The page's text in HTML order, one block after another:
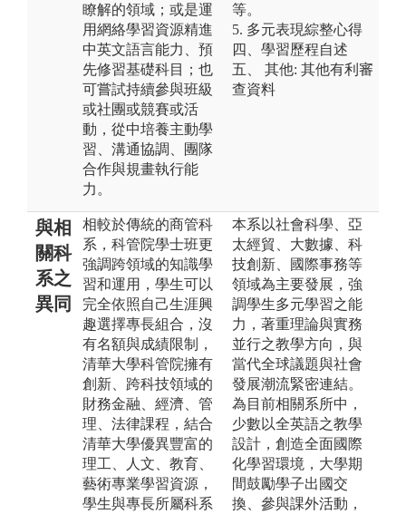
瞭解的領域；或是運
用網絡學習資源精進
中英文語言能力、預
先修習基礎科目；也
可嘗試持續參與班級
或社團或競賽或活
動，從中培養主動學
習、溝通協調、團隊
合作與規畫執行能
力。
等。
5. 多元表現綜整心得
四、學習歷程自述
五、 其他: 其他有利審
查資料
與相
關科
系之
異同
相較於傳統的商管科
系，科管院學士班更
強調跨領域的知識學
習和運用，學生可以
完全依照自己生涯興
趣選擇專長組合，沒
有名額與成績限制，
清華大學科管院擁有
創新、跨科技領域的
財務金融、經濟、管
理、法律課程，結合
清華大學優異豐富的
理工、人文、教育、
藝術專業學習資源，
學生與專長所屬科系
本系以社會科學、亞
太經貿、大數據、科
技創新、國際事務等
領域為主要發展，強
調學生多元學習之能
力，著重理論與實務
並行之教學方向，與
當代全球議題與社會
發展潮流緊密連結。
為目前相關系所中，
少數以全英語之教學
設計，創造全面國際
化學習環境，大學期
間鼓勵學子出國交
換、參與課外活動，